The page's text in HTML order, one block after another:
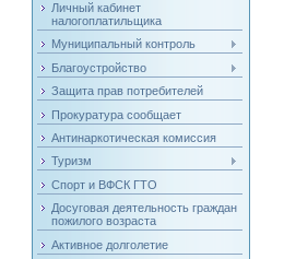
Личный кабинет
налогоплатильщика
Муниципальный контроль
Благоустройство
Защита прав потребителей
Прокуратура сообщает
Антинаркотическая комиссия
Туризм
Спорт и ВФСК ГТО
Досуговая деятельность граждан
пожилого возраста
Активное долголетие